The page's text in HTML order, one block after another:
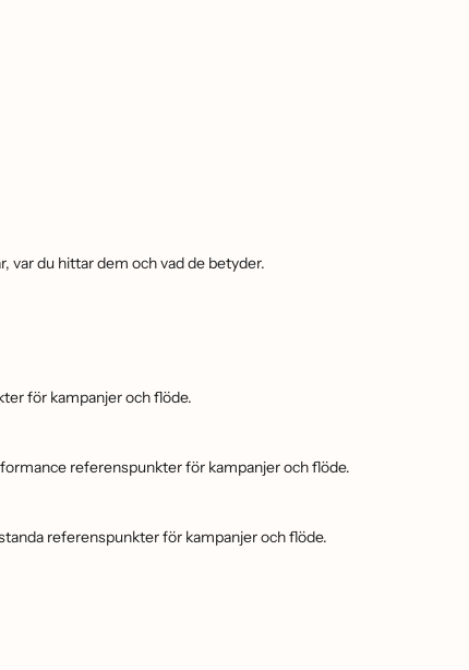
var du hittar dem och vad de betyder.
för kampanjer och flöde.
referenspunkter för kampanjer och flöde.
referenspunkter för kampanjer och flöde.